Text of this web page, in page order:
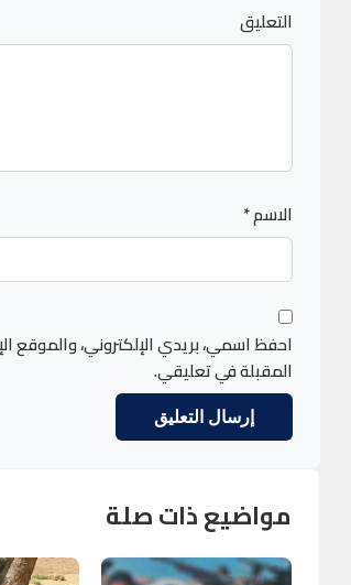
التعليق
الاسم*
احفظ اسمي، بريدي الإلكتروني، والموقع
المقبلة في تعليقي.
مواضيع ذات صلة